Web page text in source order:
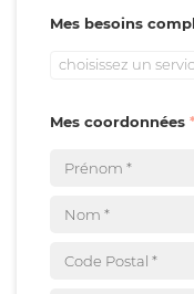
Mes besoins
choisissez un
Mes coordonnées